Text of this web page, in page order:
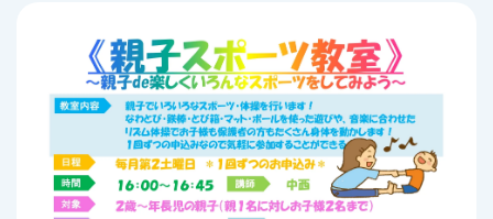
ー
ジ ジ
ー
ジ
ー
ジ